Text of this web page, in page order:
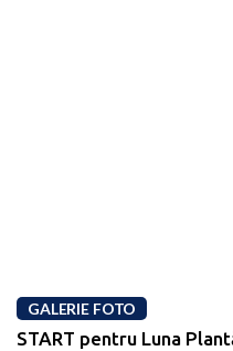
GALERIE FOTO
START pentru Luna